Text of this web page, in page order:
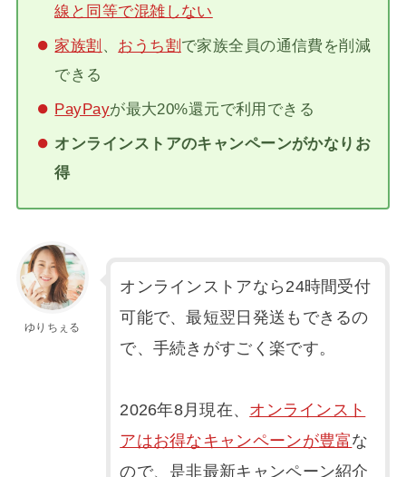
線と同等で混雑しない
家族割 、 おうち割で家族全員の通信費を削減
できる
PayPayが最大20%還元で利用できる
オンラインストアのキャンペーンがかなりお
得
ゆりちぇる
オンラインストアなら24時間受付
可能で、最短翌日発送もできるの
で、手続きがすごく楽です。
2026年8月現在、 オンラインスト
アはお得なキャンペーンが豊富な
ので、是非最新キャンペーン紹介